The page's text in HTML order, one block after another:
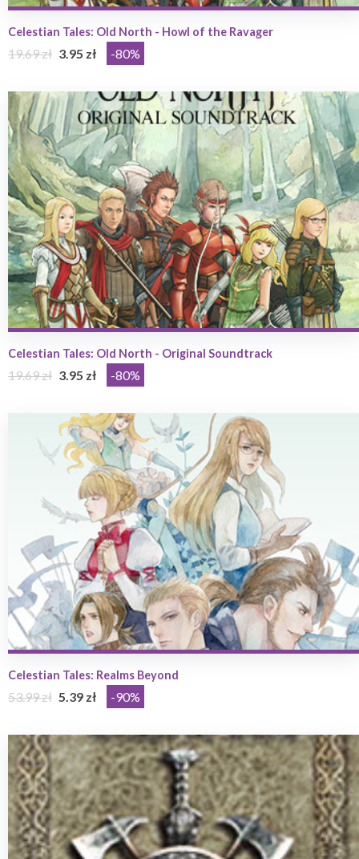
Celestian Tales: Old North - Howl of the Ravager
19.69 zł 3.95 zł -80%
Celestian Tales: Old North - Original Soundtrack
19.69 zł 3.95 zł -80%
Celestian Tales: Realms Beyond
53.99 zł 5.39 zł -90%